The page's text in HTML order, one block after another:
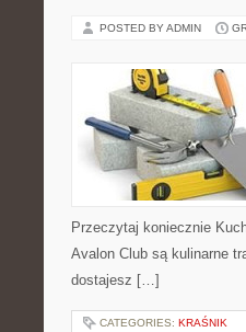
POSTED BY ADMIN
Przeczytaj koniecznie
Avalon Club są kulinarne
dostajesz […]
CATEGORIES: KRAŚNIK